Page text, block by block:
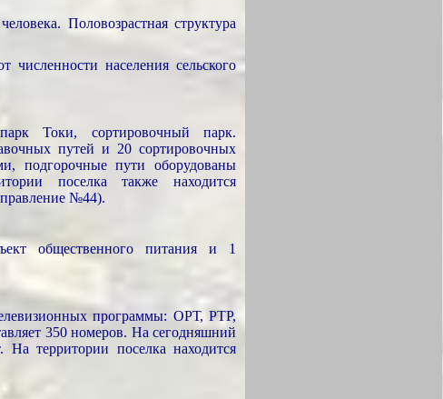
Половозрастная структура
населения сельского
Токи, сортировочный парк.
путей и 20 сортировочных
подгорочные пути оборудованы
поселка также находится
№44).
общественного питания и 1
программы: ОРТ, РТР,
350 номеров. На сегодняшний
На территории поселка находится